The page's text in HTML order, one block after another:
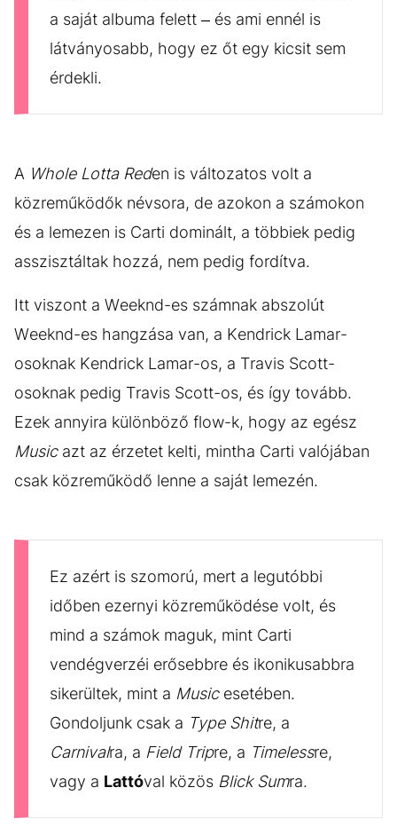
a saját albuma felett – és ami ennél is
látványosabb, hogy ez őt egy kicsit sem
érdekli.
A Whole Lotta Reden is változatos volt a
közreműködők névsora, de azokon a számokon
és a lemezen is Carti dominált, a többiek pedig
asszisztáltak hozzá, nem pedig fordítva.
Itt viszont a Weeknd-es számnak abszolút
Weeknd-es hangzása van, a Kendrick Lamar-
osoknak Kendrick Lamar-os, a Travis Scott-
osoknak pedig Travis Scott-os, és így tovább.
Ezek annyira különböző flow-k, hogy az egész
Musicazt az érzetet kelti, mintha Carti valójában
csak közreműködő lenne a saját lemezén.
Ez azért is szomorú, mert a legutóbbi
időben ezernyi közreműködése volt, és
mind a számok maguk, mint Carti
vendégverzéi erősebbre és ikonikusabbra
sikerültek, mint a Musicesetében.
Gondoljunk csak a Type Shitre, a
Carnivalra, a Field Tripre, a Timelessre,
vagy a Lattóval közös Blick Sumra.